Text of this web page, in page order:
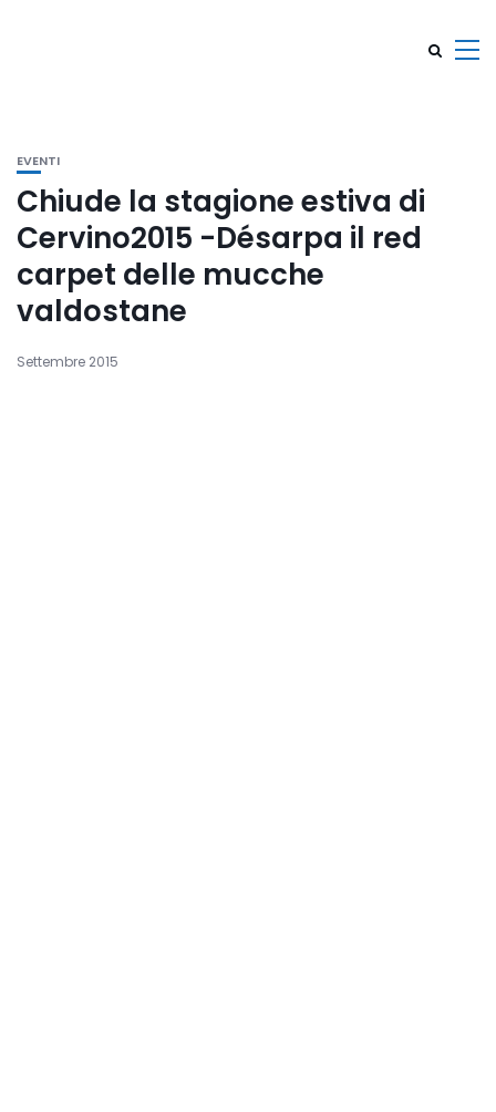
EVENTI
Chiude la stagione estiva di
Cervino2015 -Désarpa il red
carpet delle mucche
valdostane
Settembre 2015